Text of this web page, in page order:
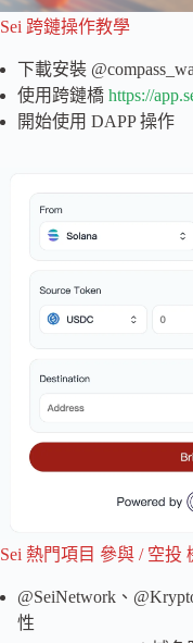
Sei 跨鏈操作教學
下載安裝
使用跨鏈橋 https://
開始使用 DAPP 操作
Sei 熱門項目 參與 / 空投
@SeiNetwork、
性